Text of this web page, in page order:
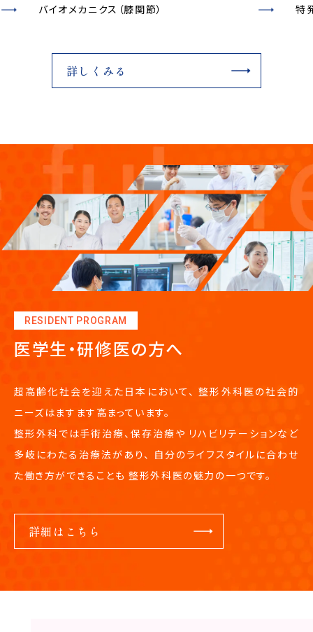
バイオメカニクス（膝関節） 特
詳しくみる
RESIDENT PROGRAM
医学生・研修医の方へ
超高齢化社会を迎えた日本において、 整形外科医の社会的
ニーズはますます高まっています。
整形外科では手術治療、保存治療や リハビリテーションなど
多岐にわたる治療法があり、 自分のライフスタイルに合わせ
た働き方ができることも 整形外科医の魅力の一つです。
詳細はこちら